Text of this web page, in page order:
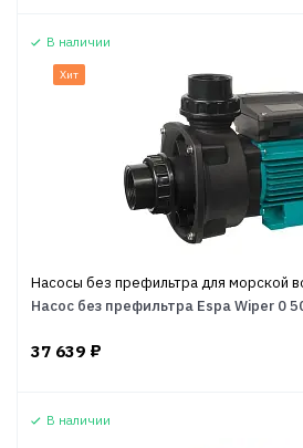
В наличии
Хит
Насосы без префильтра для морской
Насос без префильтра Espa Wiper 0
37 639 ₽
В наличии